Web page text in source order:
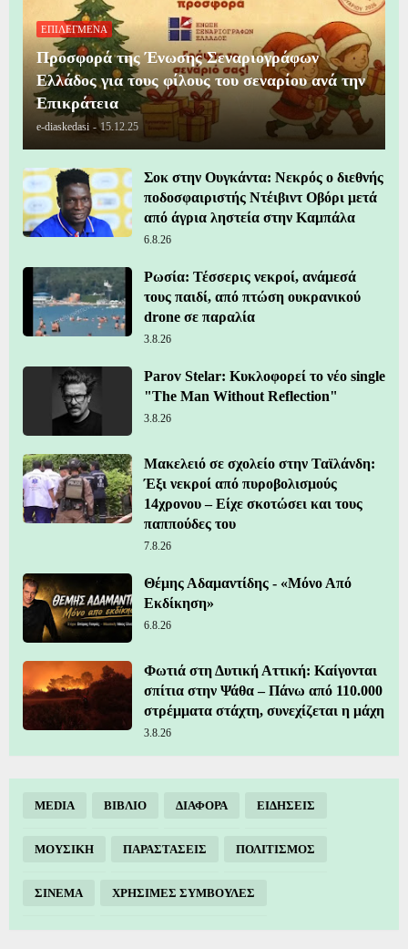
ΕΠΙΛΕΓΜΕΝΑ
Προσφορά της Ένωσης Σεναριογράφων
Ελλάδος για τους φίλους του σεναρίου ανά την
Επικράτεια
e-diaskedasi - 15.12.25
Σοκ στην Ουγκάντα: Νεκρός ο διεθνής
ποδοσφαιριστής Ντέιβιντ Οβόρι μετά
από άγρια ληστεία στην Καμπάλα
6.8.26
Ρωσία: Τέσσερις νεκροί, ανάμεσά
τους παιδί, από πτώση ουκρανικού
drone σε παραλία
3.8.26
Parov Stelar: Κυκλοφορεί το νέο single
"The Man Without Reflection"
3.8.26
Μακελειό σε σχολείο στην Ταϊλάνδη:
Έξι νεκροί από πυροβολισμούς
14χρονου – Είχε σκοτώσει και τους
παππούδες του
7.8.26
Θέμης Αδαμαντίδης - «Μόνο Από
Εκδίκηση»
6.8.26
Φωτιά στη Δυτική Αττική: Καίγονται
σπίτια στην Ψάθα – Πάνω από 110.000
στρέμματα στάχτη, συνεχίζεται η μάχη
3.8.26
MEDIA ΒΙΒΛΙΟ ΔΙΑΦΟΡΑ ΕΙΔΗΣΕΙΣ
ΜΟΥΣΙΚΗ ΠΑΡΑΣΤΑΣΕΙΣ ΠΟΛΙΤΙΣΜΟΣ
ΣΙΝΕΜΑ ΧΡΗΣΙΜΕΣ ΣΥΜΒΟΥΛΕΣ